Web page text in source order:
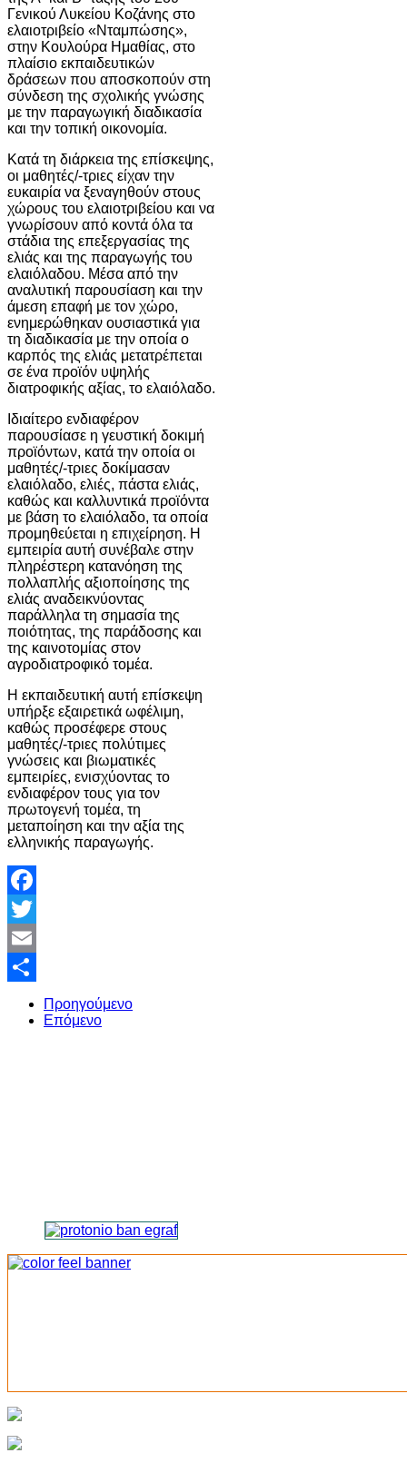
Γενικού Λυκείου Κοζάνης στο
ελαιοτριβείο «Νταμπώσης»,
στην Κουλούρα Ημαθίας, στο
πλαίσιο εκπαιδευτικών
δράσεων που αποσκοπούν στη
σύνδεση της σχολικής γνώσης
με την παραγωγική διαδικασία
και την τοπική οικονομία.
Κατά τη διάρκεια της επίσκεψης,
οι μαθητές/-τριες είχαν την
ευκαιρία να ξεναγηθούν στους
χώρους του ελαιοτριβείου και να
γνωρίσουν από κοντά όλα τα
στάδια της επεξεργασίας της
ελιάς και της παραγωγής του
ελαιόλαδου. Μέσα από την
αναλυτική παρουσίαση και την
άμεση επαφή με τον χώρο,
ενημερώθηκαν ουσιαστικά για
τη διαδικασία με την οποία ο
καρπός της ελιάς μετατρέπεται
σε ένα προϊόν υψηλής
διατροφικής αξίας, το ελαιόλαδο.
Ιδιαίτερο ενδιαφέρον
παρουσίασε η γευστική δοκιμή
προϊόντων, κατά την οποία οι
μαθητές/-τριες δοκίμασαν
ελαιόλαδο, ελιές, πάστα ελιάς,
καθώς και καλλυντικά προϊόντα
με βάση το ελαιόλαδο, τα οποία
προμηθεύεται η επιχείρηση. Η
εμπειρία αυτή συνέβαλε στην
πληρέστερη κατανόηση της
πολλαπλής αξιοποίησης της
ελιάς αναδεικνύοντας
παράλληλα τη σημασία της
ποιότητας, της παράδοσης και
της καινοτομίας στον
αγροδιατροφικό τομέα.
Η εκπαιδευτική αυτή επίσκεψη
υπήρξε εξαιρετικά ωφέλιμη,
καθώς προσέφερε στους
μαθητές/-τριες πολύτιμες
γνώσεις και βιωματικές
εμπειρίες, ενισχύοντας το
ενδιαφέρον τους για τον
πρωτογενή τομέα, τη
μεταποίηση και την αξία της
ελληνικής παραγωγής.
Facebook
Twitter
Email
Share
Προηγούμενο
Επόμενο